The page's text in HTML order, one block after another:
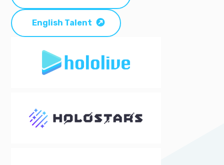
English Talent